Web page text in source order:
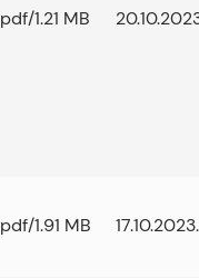
pdf/1.21 MB
pdf/1.91 MB 17.10.2023.